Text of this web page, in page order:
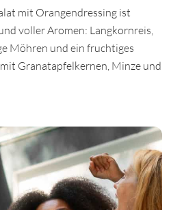
mit Orangendressing ist
voller Aromen: Langkornreis,
Möhren und ein fruchtiges
Granatapfelkernen, Minze und